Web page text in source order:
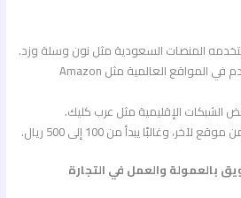
المنصات السعودية مثل نون وسلة وزد.
تُستخدم في المواقع العالمية مثل Amazon
الشبكات الإقليمية مثل عرب كليك.
لآخر، وغالبًا يبدأ من 100 إلى 500 ريال.
بالعمولة والعمل في التجارة